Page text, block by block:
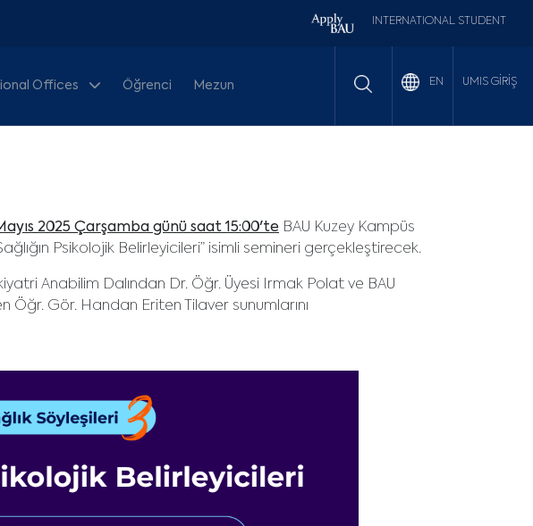
INTERNATIONAL STUDENT
Offices Öğrenci Mezun EN UMIS GİRİŞ
2025 Çarşamba günü saat 15:00'te BAU Kuzey Kampüs
Psikolojik Belirleyicileri” isimli semineri gerçekleştirecek.
Anabilim Dalından Dr. Öğr. Üyesi Irmak Polat ve BAU
Öğr. Gör. Handan Eriten Tilaver sunumlarını